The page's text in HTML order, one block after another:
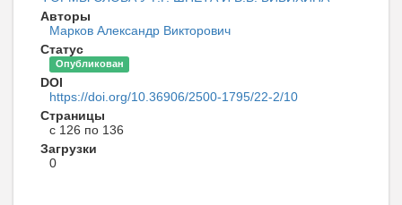
Авторы
Марков Александр Викторович
Статус
Опубликован
DOI
https://doi.org/10.36906/2500-1795/22-2/10
Страницы
с 126 по 136
Загрузки
0